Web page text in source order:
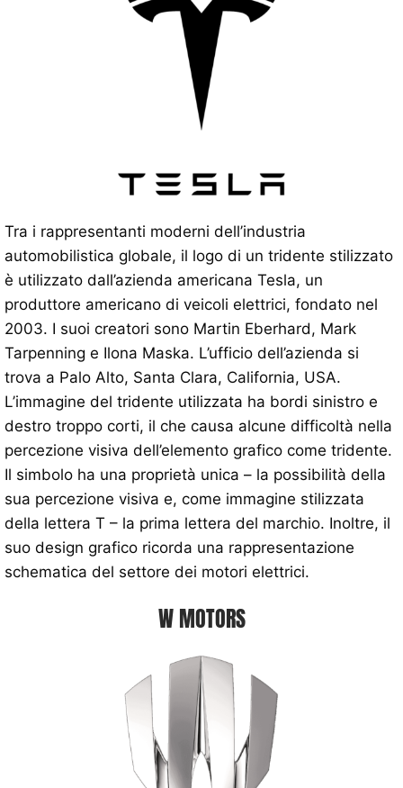
Tra i rappresentanti moderni dell’industria
automobilistica globale, il logo di un tridente stilizzato
è utilizzato dall’azienda americana Tesla, un
produttore americano di veicoli elettrici, fondato nel
2003. I suoi creatori sono Martin Eberhard, Mark
Tarpenning e Ilona Maska. L’ufficio dell’azienda si
trova a Palo Alto, Santa Clara, California, USA.
L’immagine del tridente utilizzata ha bordi sinistro e
destro troppo corti, il che causa alcune difficoltà nella
percezione visiva dell’elemento grafico come tridente.
Il simbolo ha una proprietà unica – la possibilità della
sua percezione visiva e, come immagine stilizzata
della lettera T – la prima lettera del marchio. Inoltre, il
suo design grafico ricorda una rappresentazione
schematica del settore dei motori elettrici.
W MOTORS